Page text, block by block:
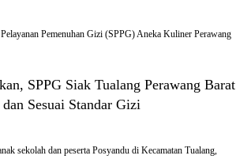
Pemenuhan Gizi (SPPG) Aneka Kuliner Perawang
SPPG Siak Tualang Perawang Barat
Sesuai Standar Gizi
sekolah dan peserta Posyandu di Kecamatan Tualang,